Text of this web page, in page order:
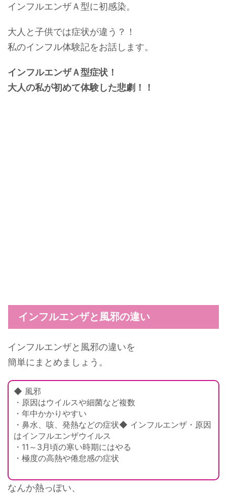
インフルエンザＡ型に初感染。
大人と子供では症状が違う？！
私のインフル体験記をお話します。
インフルエンザＡ型症状！
大人の私が初めて体験した悲劇！！
インフルエンザと風邪の違い
インフルエンザと風邪の違いを
簡単にまとめましょう。
◆ 風邪
・原因はウイルスや細菌など複数
・年中かかりやすい
・鼻水、咳、発熱などの症状◆ インフルエンザ・原因
はインフルエンザウイルス
・11～3月頃の寒い時期にはやる
・極度の高熱や倦怠感の症状
なんか熱っぽい、